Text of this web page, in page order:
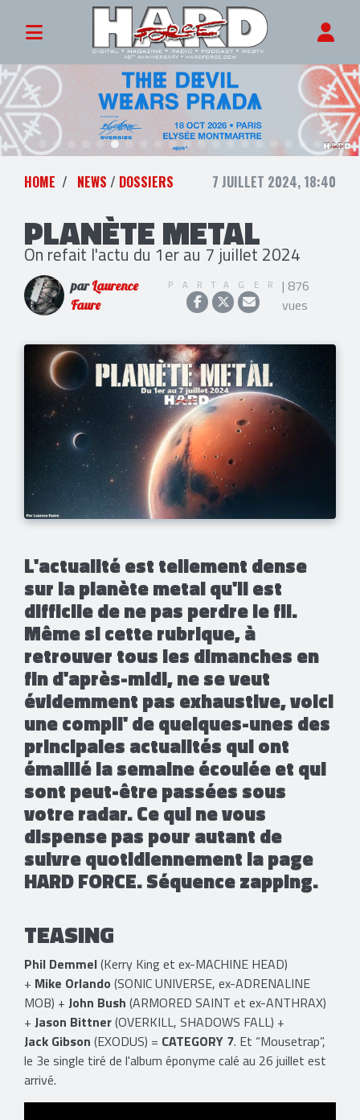
HOME NEWS / DOSSIERS 7 JUILLET 2024, 18:40
PLANÈTE METAL
On refait l'actu du 1er au 7 juillet 2024
parLaurence
Faure
PARTAGER | 876
vues
​L'actualité est tellement dense
sur la planète metal qu'il est
difficile de ne pas perdre le fil.
Même si cette rubrique, à
retrouver tous les dimanches en
fin d'après-midi, ne se veut
évidemment pas exhaustive, voici
une compil' de quelques-unes des
principales actualités qui ont
émaillé la semaine écoulée et qui
sont peut-être passées sous
votre radar. Ce qui ne vous
dispense pas pour autant de
suivre quotidiennement la page
HARD FORCE. Séquence zapping.
TEASING
Phil Demmel(Kerry King et ex-MACHINE HEAD)
+ Mike Orlando (SONIC UNIVERSE, ex-ADRENALINE
MOB) + John Bush (ARMORED SAINT et ex-ANTHRAX)
+ Jason Bittner(OVERKILL, SHADOWS FALL) +
Jack Gibson (EXODUS) = CATEGORY 7. Et “Mousetrap”,
le 3e single tiré de l'album éponyme calé au 26 juillet est
arrivé.